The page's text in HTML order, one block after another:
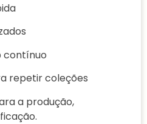
contínuo
repetir coleções
a produção,